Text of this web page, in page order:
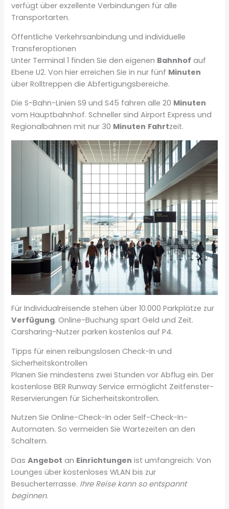
verfügt über exzellente Verbindungen für alle
Transportarten.
Öffentliche Verkehrsanbindung und individuelle
Transferoptionen
Unter Terminal 1 finden Sie den eigenen Bahnhof auf
Ebene U2. Von hier erreichen Sie in nur fünf Minuten
über Rolltreppen die Abfertigungsbereiche.
Die S-Bahn-Linien S9 und S45 fahren alle 20 Minuten
vom Hauptbahnhof. Schneller sind Airport Express und
Regionalbahnen mit nur 30 Minuten Fahrtzeit.
Für Individualreisende stehen über 10.000 Parkplätze zur
Verfügung. Online-Buchung spart Geld und Zeit.
Carsharing-Nutzer parken kostenlos auf P4.
Tipps für einen reibungslosen Check-In und
Sicherheitskontrollen
Planen Sie mindestens zwei Stunden vor Abflug ein. Der
kostenlose BER Runway Service ermöglicht Zeitfenster-
Reservierungen für Sicherheitskontrollen.
Nutzen Sie Online-Check-In oder Self-Check-In-
Automaten. So vermeiden Sie Wartezeiten an den
Schaltern.
DasAngebot an Einrichtungen ist umfangreich: Von
Lounges über kostenloses WLAN bis zur
Besucherterrasse. Ihre Reise kann so entspannt
beginnen.